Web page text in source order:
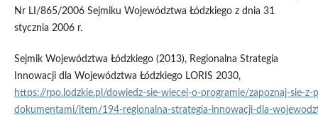
Nr LI/865/2006 Sejmiku Województwa Łódzkiego z dnia 31
stycznia 2006 r.
Sejmik Województwa Łódzkiego (2013), Regionalna Strategia
Innowacji dla Województwa Łódzkiego LORIS 2030,
https://rpo.lodzkie.pl/dowiedz‑sie‑wiecej‑o‑programie/
dokumentami/item/